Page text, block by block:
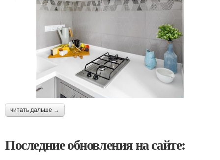
читать дальше →
Последние обновления на сайте: